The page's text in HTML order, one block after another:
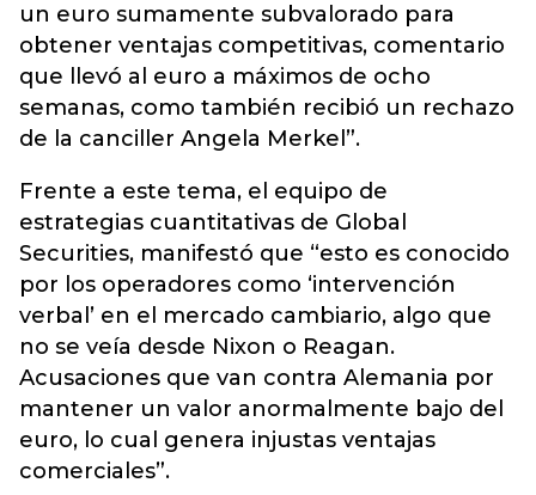
un euro sumamente subvalorado para
obtener ventajas competitivas, comentario
que llevó al euro a máximos de ocho
semanas, como también recibió un rechazo
de la canciller Angela Merkel”.
Frente a este tema, el equipo de
estrategias cuantitativas de Global
Securities, manifestó que “esto es conocido
por los operadores como ‘intervención
verbal’ en el mercado cambiario, algo que
no se veía desde Nixon o Reagan.
Acusaciones que van contra Alemania por
mantener un valor anormalmente bajo del
euro, lo cual genera injustas ventajas
comerciales”.